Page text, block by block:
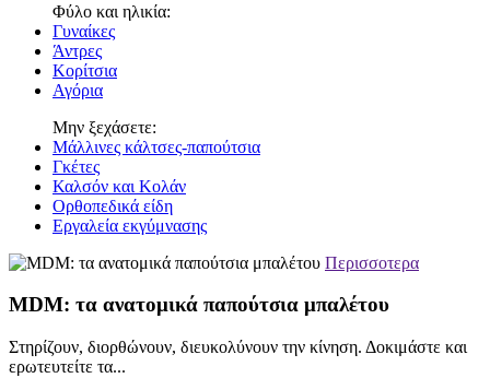
Φύλο και ηλικία:
Γυναίκες
Άντρες
Κορίτσια
Αγόρια
Μην ξεχάσετε:
Μάλλινες κάλτσες-παπούτσια
Γκέτες
Καλσόν και Κολάν
Ορθοπεδικά είδη
Εργαλεία εκγύμνασης
Περισσοτερα
MDM: τα ανατομικά παπούτσια μπαλέτου
Στηρίζουν, διορθώνουν, διευκολύνουν την κίνηση. Δοκιμάστε και
ερωτευτείτε τα...